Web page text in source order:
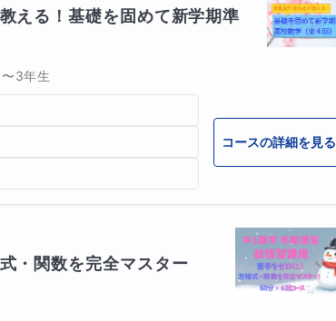
える！基礎を固めて新学期準
3年生
コースの詳細を見る
・関数を完全マスター